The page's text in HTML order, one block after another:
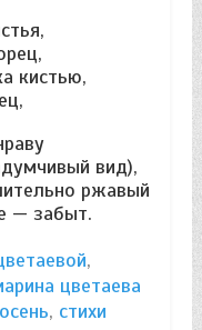
кистью,
вид),
ржавый
— забыт.
,
цветаева
, стихи